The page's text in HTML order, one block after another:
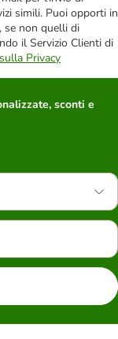
simili. Puoi opporti in
se non quelli di
il Servizio Clienti di
Privacy
sconti e